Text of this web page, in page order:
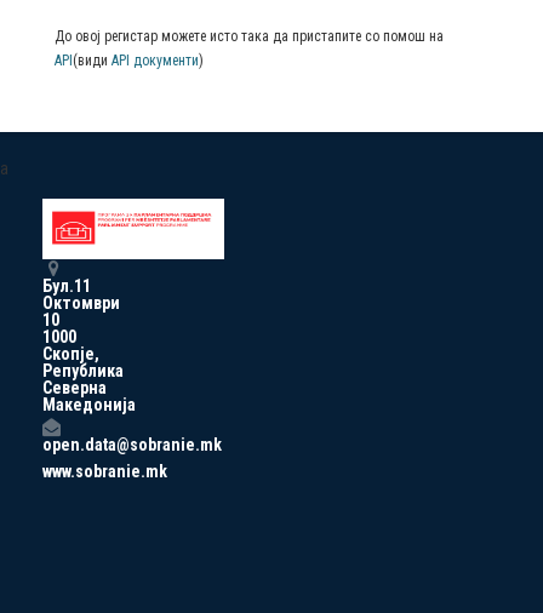
До овој регистар можете исто така да пристапите со помош на
API (види API документи)
a
Бул.11
Октомври
10
1000
Скопје,
Република
Северна
Македонија
open.data@sobranie.mk
www.sobranie.mk